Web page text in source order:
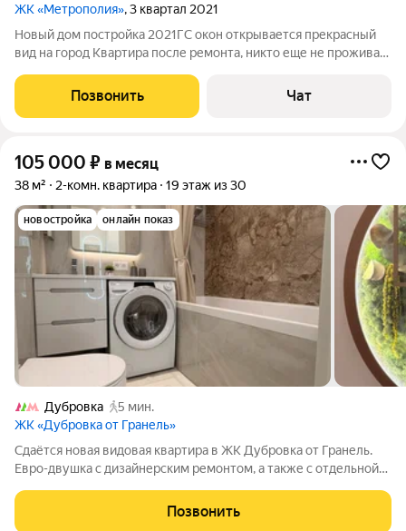
ЖК «Метрополия», 3 квартал 2021
Новый дом постройка 2021ГС окон открывается прекрасный
вид на город Квартира после ремонта, никто еще не проживал
даже больше для комфортного проживания
Позвонить Чат
105 000 ₽ в месяц
38 м² 2-комн. квартира 19 этаж из 30
новостройка онлайн показ
Дубровка
5 мин.
ЖК «Дубровка от Гранель»
Сдаётся новая видовая квартира в ЖК Дубровка от Гранель.
Евро-двушка с дизайнерским ремонтом, а также с отдельной
техника включая утюг, пылесос , гладильную доску,
постельное бельё и т.д Никто не
Позвонить